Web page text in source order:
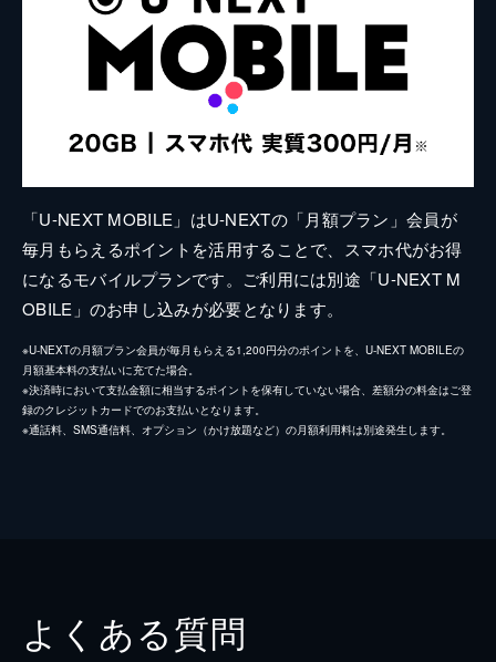
「U-NEXT MOBILE」はU-NEXTの「月額プラン」会員が
毎月もらえるポイントを活用することで、スマホ代がお得
になるモバイルプランです。ご利用には別途「U-NEXT M
OBILE」のお申し込みが必要となります。
※U-NEXTの月額プラン会員が毎月もらえる1,200円分のポイントを、U-NEXT MOBILEの
月額基本料の支払いに充てた場合。
※決済時において支払金額に相当するポイントを保有していない場合、差額分の料金はご登
録のクレジットカードでのお支払いとなります。
※通話料、SMS通信料、オプション（かけ放題など）の月額利用料は別途発生します。
よくある質問